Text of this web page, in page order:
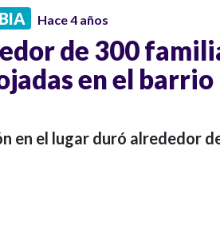
Hace 4 años
de 300
en el barrio
en el lugar duró alrededor